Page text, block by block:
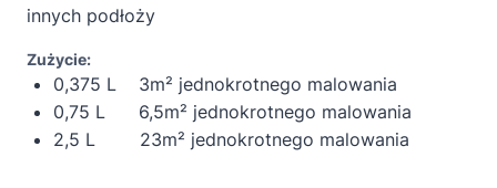
innych podłoży
Zużycie:
0,375 L 3m² jednokrotnego malowania
0,75 L 6,5m² jednokrotnego malowania
2,5 L 23m² jednokrotnego malowania